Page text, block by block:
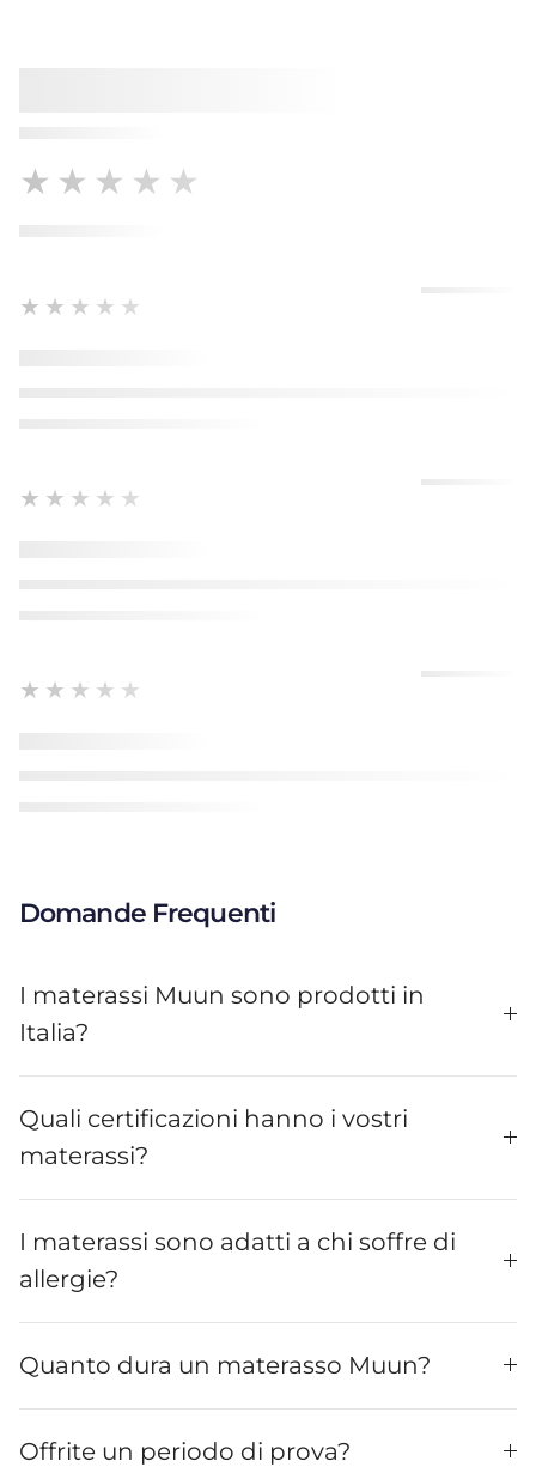
★★★★★
★★★★★
★★★★★
★★★★★
Domande Frequenti
I materassi Muun sono prodotti in
Italia?
Quali certificazioni hanno i vostri
materassi?
I materassi sono adatti a chi soffre di
allergie?
Quanto dura un materasso Muun?
Offrite un periodo di prova?